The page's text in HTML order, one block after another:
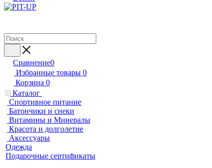
Сравнение0
Избранные товары 0
Корзина 0
Каталог
Спортивное питание
Батончики и снеки
Витамины и Минералы
Красота и долголетие
Аксессуары
Одежда
Подарочные сертификаты